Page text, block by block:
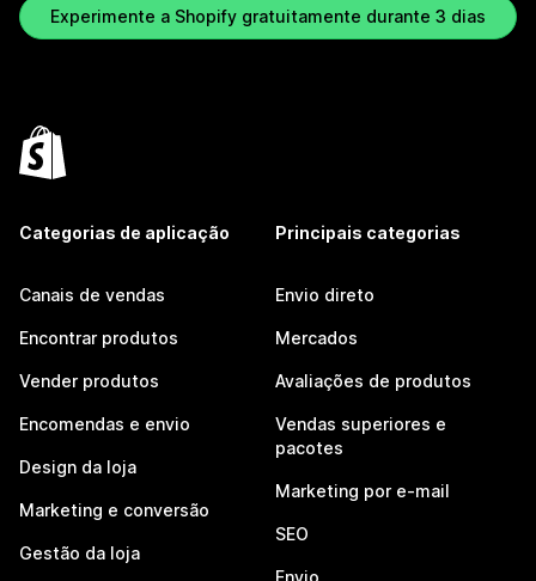
Experimente a Shopify gratuitamente durante 3 dias
Categorias de aplicação
Canais de vendas
Encontrar produtos
Vender produtos
Encomendas e envio
Design da loja
Marketing e conversão
Gestão da loja
Principais categorias
Envio direto
Mercados
Avaliações de produtos
Vendas superiores e
pacotes
Marketing por e-mail
SEO
Envio